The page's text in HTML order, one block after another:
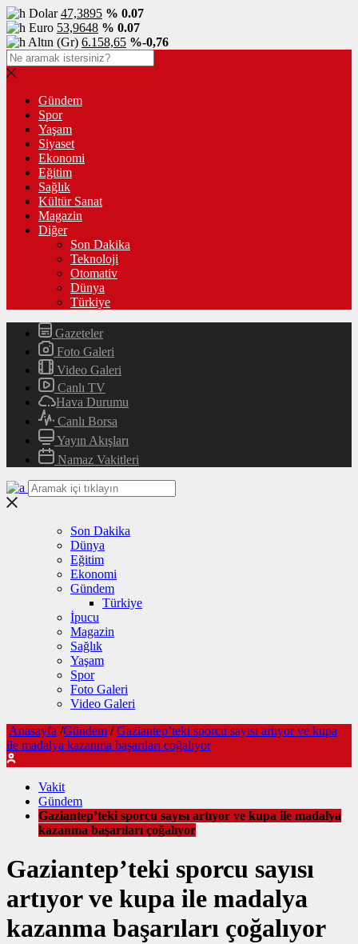
Dolar47,3895 % 0.07
Euro 53,9648 % 0.07
Altın (Gr) 6.158,65 %-0,76
Gündem
Spor
Yaşam
Siyaset
Ekonomi
Eğitim
Sağlık
Kültür Sanat
Magazin
Diğer
Son Dakika
Teknoloji
Otomativ
Dünya
Türkiye
Gazeteler
Foto Galeri
Video Galeri
Canlı TV
Hava Durumu
Canlı Borsa
Yayın Akışları
Namaz Vakitleri
Son Dakika
Dünya
Eğitim
Ekonomi
Gündem
Türkiye
İpucu
Magazin
Sağlık
Yaşam
Spor
Foto Galeri
Video Galeri
Anasayfa /Gündem / Gaziantep’teki sporcu sayısı artıyor ve kupa
ile madalya kazanma başarıları çoğalıyor
Vakit
Gündem
Gaziantep’teki sporcu sayısı artıyor ve kupa ile madalya
kazanma başarıları çoğalıyor
Gaziantep’teki sporcu sayısı
artıyor ve kupa ile madalya
kazanma başarıları çoğalıyor